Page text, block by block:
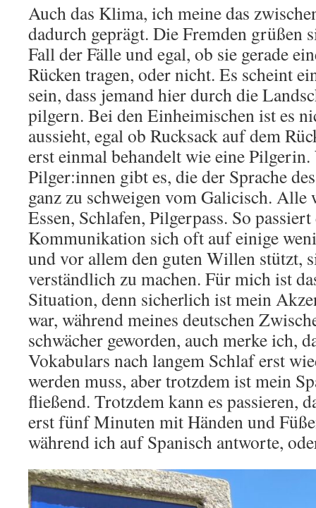
Auch das Klima, ich meine das
dadurch geprägt. Die Fremden grüßen
Fall der Fälle und egal, ob sie gerade
Rücken tragen, oder nicht. Es scheint
sein, dass jemand hier durch die
pilgern. Bei den Einheimischen ist es
aussieht, egal ob Rucksack auf dem
erst einmal behandelt wie eine Pilgerin.
Pilger:innen gibt es, die der Sprache
ganz zu schweigen vom Galicisch. Alle
Essen, Schlafen, Pilgerpass. So passiert
Kommunikation sich oft auf einige
und vor allem den guten Willen stützt,
verständlich zu machen. Für mich ist
Situation, denn sicherlich ist mein
war, während meines deutschen
schwächer geworden, auch merke ich,
Vokabulars nach langem Schlaf erst
werden muss, aber trotzdem ist mein
fließend. Trotzdem kann es passieren,
erst fünf Minuten mit Händen und
während ich auf Spanisch antworte,